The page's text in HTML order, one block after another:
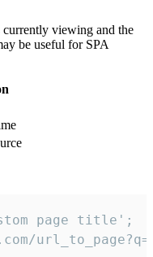
currently viewing and the
be useful for SPA
page title';